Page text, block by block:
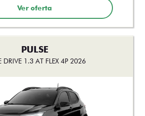
AGORA: (61) 99258-3731
FINANCIAMENTO